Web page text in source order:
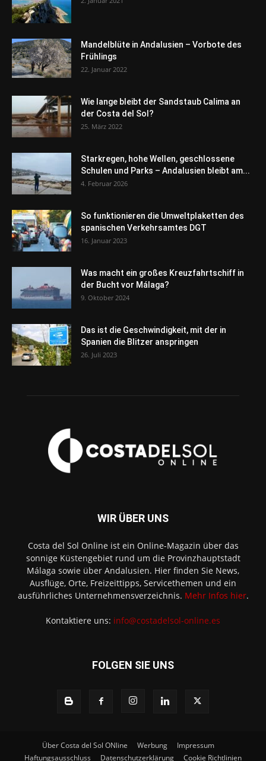
Mandelblüte in Andalusien – Vorbote des
Frühlings
22. Januar 2022
Wie lange bleibt der Sandstaub Calima an
der Costa del Sol?
25. März 2022
Starkregen, hohe Wellen, geschlossene
Schulen und Parks – Andalusien bleibt am...
4. Februar 2026
So funktionieren die Umweltplaketten des
spanischen Verkehrsamtes DGT
16. Januar 2023
Was macht ein großes Kreuzfahrtschiff in
der Bucht vor Málaga?
9. Oktober 2024
Das ist die Geschwindigkeit, mit der in
Spanien die Blitzer anspringen
26. Juli 2023
WIR ÜBER UNS
Costa del Sol Online ist ein Online-Magazin über das
sonnige Küstengebiet rund um die Provinzhauptstadt
Málaga sowie über Andalusien. Hier finden Sie News,
Ausflüge, Orte, Freizeittipps, Servicethemen und ein
ausführliches Unternehmensverzeichnis. Mehr Infos hier.
Kontaktiere uns: info@costadelsol-online.es
FOLGEN SIE UNS
Über Costa del Sol ONline Werbung
Impressum
Haftungsausschluss
Datenschutzerklärung Cookie Richtlinien